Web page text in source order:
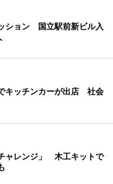
ション 国立駅前新ビル入
キッチンカーが出店 社会
ャレンジ」 木工キットで